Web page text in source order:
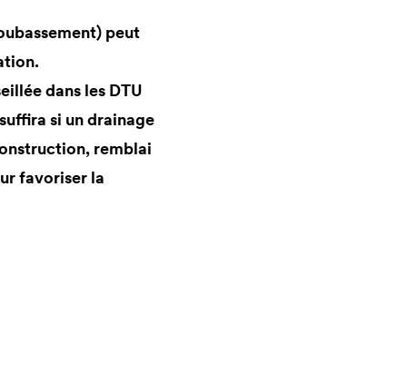
peut
dans les DTU
si un drainage
remblai
favoriser la